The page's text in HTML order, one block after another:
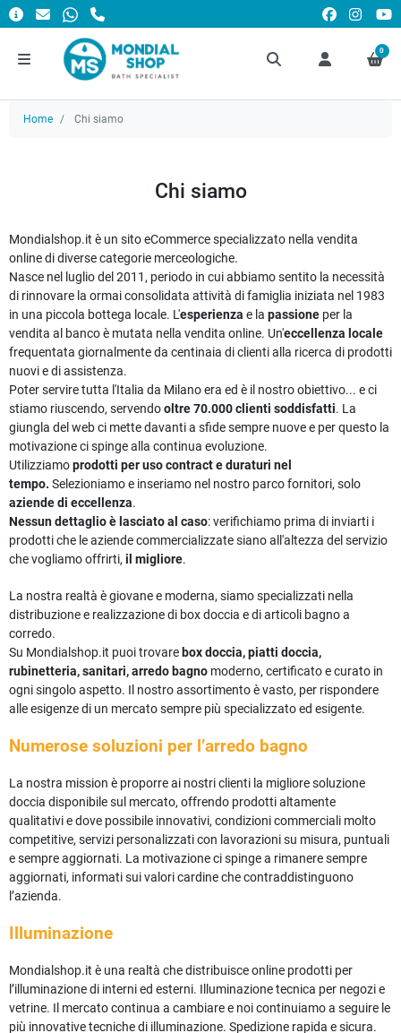
0
Home Chi siamo
Chi siamo
Mondialshop.it è un sito eCommerce specializzato nella vendita
online di diverse categorie merceologiche.
Nasce nel luglio del 2011, periodo in cui abbiamo sentito la necessità
di rinnovare la ormai consolidata attività di famiglia iniziata nel 1983
in una piccola bottega locale. L'esperienza e la passione per la
vendita al banco è mutata nella vendita online. Un'eccellenza locale
frequentata giornalmente da centinaia di clienti alla ricerca di prodotti
nuovi e di assistenza.
Poter servire tutta l'Italia da Milano era ed è il nostro obiettivo... e ci
stiamo riuscendo, servendooltre 70.000 clienti soddisfatti. La
giungla del web ci mette davanti a sfide sempre nuove e per questo la
motivazione ci spinge alla continua evoluzione.
Utilizziamoprodotti per uso contract e duraturi nel
tempo. Selezioniamo e inseriamo nel nostro parco fornitori, solo
aziende di eccellenza.
Nessun dettaglio è lasciato al caso: verifichiamo prima di inviarti i
prodotti che le aziende commercializzate siano all'altezza del servizio
che vogliamo offrirti, il migliore.
La nostra realtà è giovane e moderna, siamo specializzati nella
distribuzione e realizzazione di box doccia e di articoli bagno a
corredo.
Su Mondialshop.it puoi trovare box doccia, piatti doccia,
rubinetteria, sanitari, arredo bagno moderno, certificato e curato in
ogni singolo aspetto. Il nostro assortimento è vasto, per rispondere
alle esigenze di un mercato sempre più specializzato ed esigente.
Numerose soluzioni per l’arredo bagno
La nostra mission è proporre ai nostri clienti la migliore soluzione
doccia disponibile sul mercato, offrendo prodotti altamente
qualitativi e dove possibile innovativi, condizioni commerciali molto
competitive, servizi personalizzati con lavorazioni su misura, puntuali
e sempre aggiornati. La motivazione ci spinge a rimanere sempre
aggiornati, informati sui valori cardine che contraddistinguono
l’azienda.
Illuminazione
Mondialshop.it è una realtà che distribuisce online prodotti per
l’illuminazione di interni ed esterni. Illuminazione tecnica per negozi e
vetrine. Il mercato continua a cambiare e noi continuiamo a seguire le
più innovative tecniche di illuminazione. Spedizione rapida e sicura.